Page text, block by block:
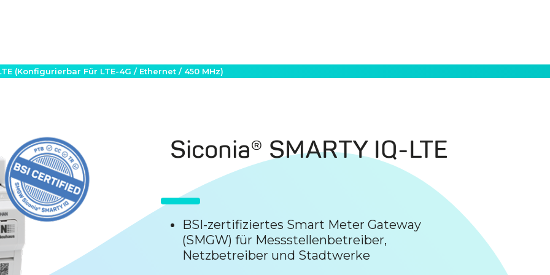
(konfigurierbar Für LTE-4G / Ethernet / 450 MHz)
Siconia® SMARTY IQ-LTE
BSI-zertifiziertes Smart Meter Gateway
(SMGW) für Messstellenbetreiber,
Netzbetreiber und Stadtwerke